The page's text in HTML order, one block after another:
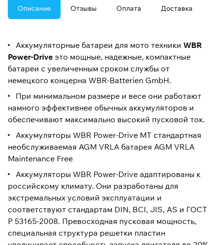
Описание Отзывы Оплата Доставка
Аккумуляторные батареи для мото техники WBR
Power-Drive это мощные, надежные, компактные
батареи с увеличенным сроком службы от
немецкого концерна WBR-Batterien GmbH.
При минимальном размере и весе они работают
намного эффективнее обычных аккумуляторов и
обеспечивают максимально высокий пусковой ток.
Аккумуляторы WBR Power-Drive МТ стандартная
необслуживаемая AGM VRLA батарея AGM VRLA
Maintenance Free
Аккумуляторы WBR Power-Drive адаптированы к
российскому климату. Они разработаны для
экстремальных условий эксплуатации и
соответствуют стандартам DIN, BCI, JIS, AS и ГОСТ
Р 53165-2008. Превосходная пусковая мощность,
специальная структура решетки пластин